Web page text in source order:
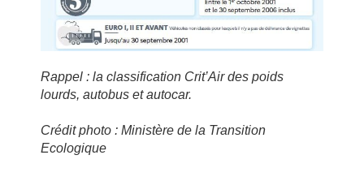
Rappel : la classification Crit’Air des poids
lourds, autobus et autocar.
Crédit photo : Ministère de la Transition
Ecologique